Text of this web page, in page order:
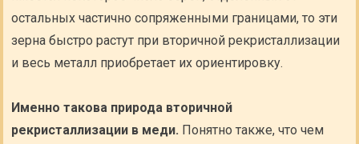
остальных частично сопряженными границами, то эти
зерна быстро растут при вторичной рекристаллизации
и весь металл приобретает их ориентировку.
Именно такова природа вторичной
рекристаллизации в меди. Понятно также, что чем